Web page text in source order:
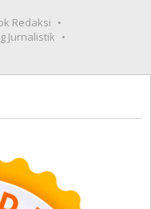
Redaksi
Jurnalistik